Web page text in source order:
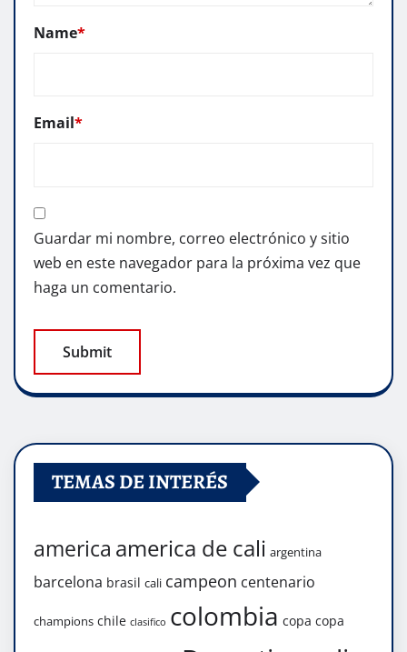
Name*
Email*
Guardar mi nombre, correo electrónico y sitio
web en este navegador para la próxima vez que
haga un comentario.
TEMAS DE INTERÉS
america america de cali argentina
barcelona brasil cali campeon centenario
champions chile clasifico colombia copa copa